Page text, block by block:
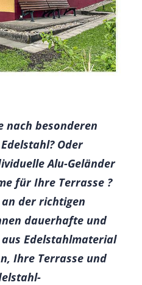
nach besonderen
Oder
Alu-Geländer
für Ihre Terrasse ?
der richtigen
dauerhafte und
Edelstahlmaterial
Ihre Terrasse und